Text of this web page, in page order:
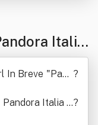
Italia
Srl"
In Breve "Pand ?
Italia S?